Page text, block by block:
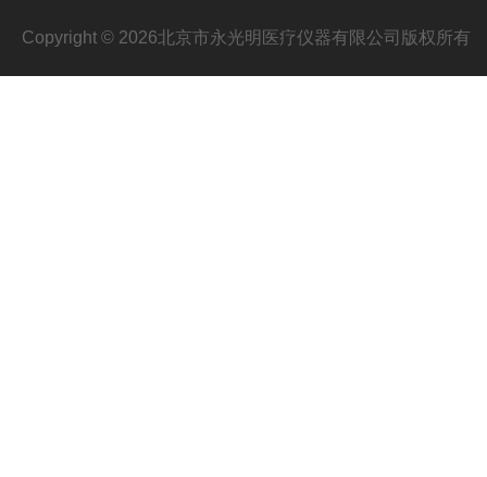
Copyright © 2026北京市永光明医疗仪器有限公司版权所有